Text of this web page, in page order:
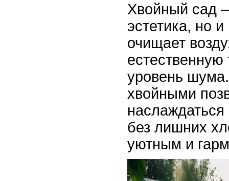
Хвойный сад
эстетика, но
очищает
естественную
уровень
хвойными
без лишних
уютным и